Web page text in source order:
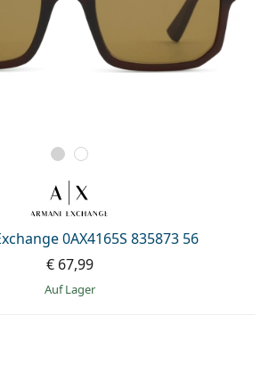
0AX4165S 835873 56
€ 67,99
auf Lager